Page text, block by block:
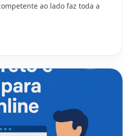
ao lado faz toda a